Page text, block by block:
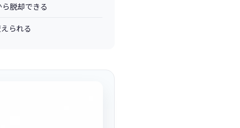
脱却できる
られる